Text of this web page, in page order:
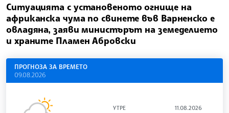
Ситуацията с установеното огнище на
африканска чума по свинете във Варненско е
овладяна, заяви министърът на земеделието
и храните Пламен Абровски
ПРОГНОЗА ЗА ВРЕМЕТО
09.08.2026
УТРЕ 11.08.2026